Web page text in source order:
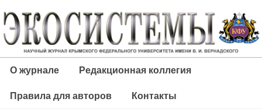
О журнале Редакционная коллегия
Правила для авторов Контакты